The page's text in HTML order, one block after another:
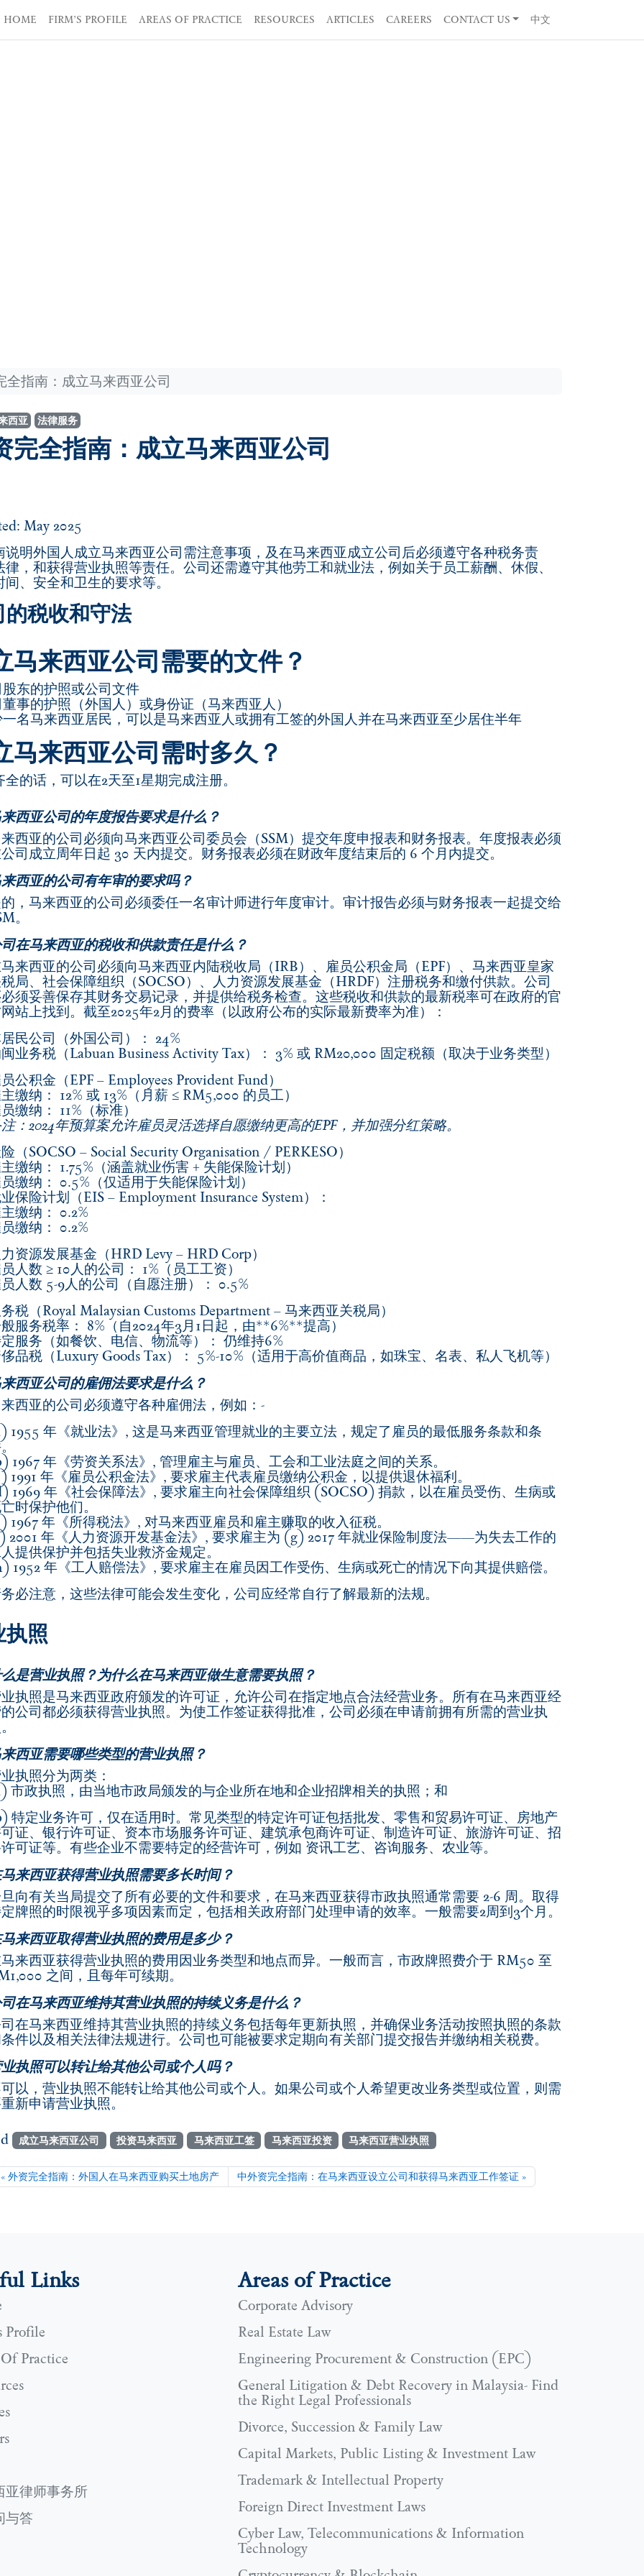
HOME FIRM’S PROFILE AREAS OF PRACTICE RESOURCES ARTICLES CAREERS CONTACT US 中文
全指南：成立马来西亚公司
西亚 法律服务
完全指南：成立马来西亚公司
May 2025
说明外国人成立马来西亚公司需注意事项，及在马来西亚成立公司后必须遵守各种税务责
律，和获得营业执照等责任。公司还需遵守其他劳工和就业法，例如关于员工薪酬、休假、
间、安全和卫生的要求等。
的税收和守法
马来西亚公司需要的文件？
东的护照或公司文件
事的护照（外国人）或身份证（马来西亚人）
名马来西亚居民，可以是马来西亚人或拥有工签的外国人并在马来西亚至少居住半年
马来西亚公司需时多久？
全的话，可以在2天至1星期完成注册。
西亚公司的年度报告要求是什么？
西亚的公司必须向马来西亚公司委员会（SSM）提交年度申报表和财务报表。年度报表必须
司成立周年日起 30 天内提交。财务报表必须在财政年度结束后的 6 个月内提交。
西亚的公司有年审的要求吗？
，马来西亚的公司必须委任一名审计师进行年度审计。审计报告必须与财务报表一起提交给
。
在马来西亚的税收和供款责任是什么？
来西亚的公司必须向马来西亚内陆税收局（IRB）、雇员公积金局（EPF）、马来西亚皇家
局、社会保障组织（SOCSO）、人力资源发展基金（HRDF）注册税务和缴付供款。公司
须妥善保存其财务交易记录，并提供给税务检查。这些税收和供款的最新税率可在政府的官
站上找到。截至2025年2月的费率（以政府公布的实际最新费率为准）：
民公司（外国公司）：
24%
业务税（Labuan Business Activity Tax）：
3% 或 RM20,000 固定税额 （取决于业务类型）
公积金（EPF – Employees Provident Fund）
缴纳：
12% 或 13% （月薪 ≤ RM5,000 的员工）
缴纳：
11% （标准）
：2024年预算案允许雇员灵活选择自愿缴纳更高的EPF，并加强分红策略。
（SOCSO – Social Security Organisation / PERKESO）
缴纳：
1.75% （涵盖就业伤害 + 失能保险计划）
缴纳：
0.5% （仅适用于失能保险计划）
保险计划（EIS – Employment Insurance System）：
缴纳：
0.2%
缴纳：
0.2%
资源发展基金（HRD Levy – HRD Corp）
人数 ≥ 10人的公司：
1% （员工工资）
人数 5-9人的公司（自愿注册）：
0.5%
税（Royal Malaysian Customs Department – 马来西亚关税局）
服务税率：
8% （ 自2024年3月1日起 ，由**6%**提高）
服务（如餐饮、电信、物流等）： 仍维持6%
品税（Luxury Goods Tax）：
5%-10% （适用于高价值商品，如珠宝、名表、私人飞机等）
西亚公司的雇佣法要求是什么？
西亚的公司必须遵守各种雇佣法，例如：-
1955 年《就业法》, 这是马来西亚管理就业的主要立法，规定了雇员的最低服务条款和条
1967 年《劳资关系法》, 管理雇主与雇员、工会和工业法庭之间的关系。
1991 年《雇员公积金法》, 要求雇主代表雇员缴纳公积金，以提供退休福利。
1969 年《社会保障法》, 要求雇主向社会保障组织 (SOCSO) 捐款，以在雇员受伤、生病或
时保护他们。
1967 年《所得税法》, 对马来西亚雇员和雇主赚取的收入征税。
2001 年《人力资源开发基金法》, 要求雇主为 (g) 2017 年就业保险制度法——为失去工作的
提供保护并包括失业救济金规定。
1952 年《工人赔偿法》, 要求雇主在雇员因工作受伤、生病或死亡的情况下向其提供赔偿。
必注意，这些法律可能会发生变化，公司应经常自行了解最新的法规。
执照
是营业执照？为什么在马来西亚做生意需要执照？
执照是马来西亚政府颁发的许可证，允许公司在指定地点合法经营业务。所有在马来西亚经
公司都必须获得营业执照。为使工作签证获得批准，公司必须在申请前拥有所需的营业执
西亚需要哪些类型的营业执照？
执照分为两类：
市政执照，由当地市政局颁发的与企业所在地和企业招牌相关的执照；和
特定业务许可，仅在适用时。常见类型的特定许可证包括批发、零售和贸易许可证、房地产
证、银行许可证、资本市场服务许可证、建筑承包商许可证、制造许可证、旅游许可证、招
可证等。有些企业不需要特定的经营许可，例如 资讯工艺、咨询服务、农业等。
来西亚获得营业执照需要多长时间？
向有关当局提交了所有必要的文件和要求，在马来西亚获得市政执照通常需要 2-6 周。取得
牌照的时限视乎多项因素而定，包括相关政府部门处理申请的效率。一般需要2周到3个月。
来西亚取得营业执照的费用是多少？
来西亚获得营业执照的费用因业务类型和地点而异。一般而言，市政牌照费介于 RM50 至
之间，且每年可续期。
在马来西亚维持其营业执照的持续义务是什么？
在马来西亚维持其营业执照的持续义务包括每年更新执照，并确保业务活动按照执照的条款
件以及相关法律法规进行。公司也可能被要求定期向有关部门提交报告并缴纳相关税费。
执照可以转让给其他公司或个人吗？
以，营业执照不能转让给其他公司或个人。如果公司或个人希望更改业务类型或位置，则需
新申请营业执照。
成立马来西亚公司 投资马来西亚 马来西亚工签 马来西亚投资 马来西亚营业执照
外资完全指南：外国人在马来西亚购买土地房产 中外资完全指南：在马来西亚设立公司和获得马来西亚工作签证
Links
Profile
Practice
亚律师事务所
与答
Areas of Practice
Corporate Advisory
Real Estate Law
Engineering Procurement & Construction (EPC)
General Litigation & Debt Recovery in Malaysia- Find
the Right Legal Professionals
Divorce, Succession & Family Law
Capital Markets, Public Listing & Investment Law
Trademark & Intellectual Property
Foreign Direct Investment Laws
Cyber Law, Telecommunications & Information
Technology